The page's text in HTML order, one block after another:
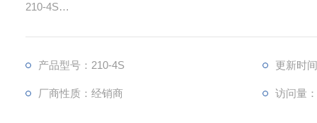
210-4S
产品型号：210-4S 更新时
厂商性质：经销商 访问量